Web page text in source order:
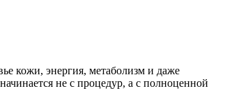
кожи, энергия, метаболизм и даже
не с процедур, а с полноценной